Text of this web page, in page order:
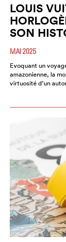
LOUIS
SON
MAI 2025
Evoquant un
amazonienne, la
virtuosité d’un